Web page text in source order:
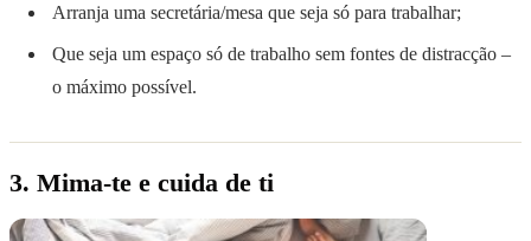
Arranja uma secretária/mesa que seja só para trabalhar;
Que seja um espaço só de trabalho sem fontes de distracção –
o máximo possível.
3. Mima-te e cuida de ti